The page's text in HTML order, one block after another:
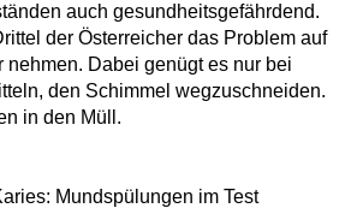
auch gesundheitsgefährdend.
der Österreicher das Problem auf
nehmen. Dabei genügt es nur bei
den Schimmel wegzuschneiden.
in den Müll.
Mundspülungen im Test